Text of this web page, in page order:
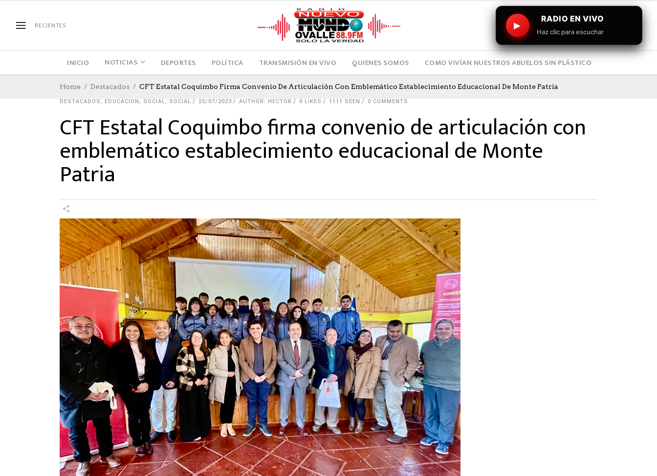
RECIENTES ▶
RADIO EN VIVO
Haz clic para escuchar
INICIO NOTICIAS DEPORTES POLÍTICA TRANSMISIÓN EN VIVO QUIENES SOMOS COMO VIVÍAN NUESTROS ABUELOS SIN PLÁSTICO
Home Destacados CFT Estatal Coquimbo Firma Convenio De Articulación Con Emblemático Establecimiento Educacional De Monte Patria
DESTACADOS , EDUCACION , SOCIAL, SOCIAL 25/07/2023 AUTHOR: HECTOR 0 LIKES 1111 SEEN 0 COMMENTS
CFT Estatal Coquimbo firma convenio de articulación con
emblemático establecimiento educacional de Monte
Patria